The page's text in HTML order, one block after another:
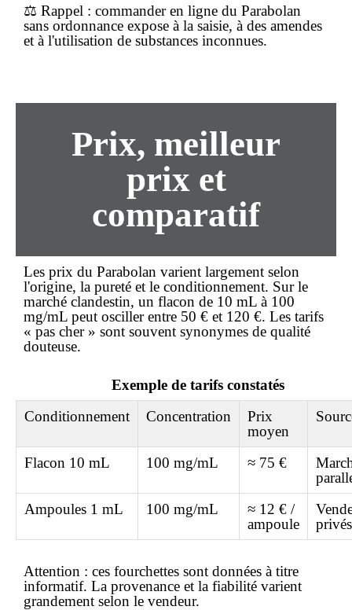
⚖️ Rappel : commander en ligne du Parabolan
sans ordonnance expose à la saisie, à des amendes
et à l'utilisation de substances inconnues.
Prix, meilleur
prix et
comparatif
Les prix du Parabolan varient largement selon
l'origine, la pureté et le conditionnement. Sur le
marché clandestin, un flacon de 10 mL à 100
mg/mL peut osciller entre 50 € et 120 €. Les tarifs
« pas cher » sont souvent synonymes de qualité
douteuse.
Exemple de tarifs constatés
Conditionnement
Concentration
Prix
moyen
Flacon 10 mL 100 mg/mL ≈ 75 €
Ampoules 1 mL
100 mg/mL
≈ 12 € /
ampoule
privés
Attention : ces fourchettes sont données à titre
informatif. La provenance et la fiabilité varient
grandement selon le vendeur.